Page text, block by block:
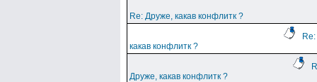
Re: Друже, какав конфлитк ?
какав конфлитк ?
Друже, какав конфлитк ?